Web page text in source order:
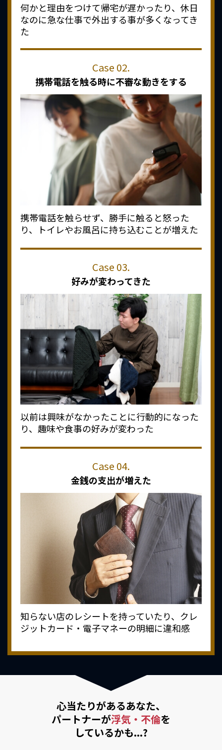
何かと理由をつけて帰宅が遅かったり、休日
なのに急な仕事で外出する事が多くなってき
た
携帯電話を触る時に不審な動きをする
携帯電話を触らせず、勝手に触ると怒った
り、トイレやお風呂に持ち込むことが増えた
好みが変わってきた
以前は興味がなかったことに行動的になった
り、趣味や食事の好みが変わった
金銭の支出が増えた
知らない店のレシートを持っていたり、クレ
ジットカード・電子マネーの明細に違和感
心当たりがあるあなた、
パートナーが浮気・不倫を
しているかも...?